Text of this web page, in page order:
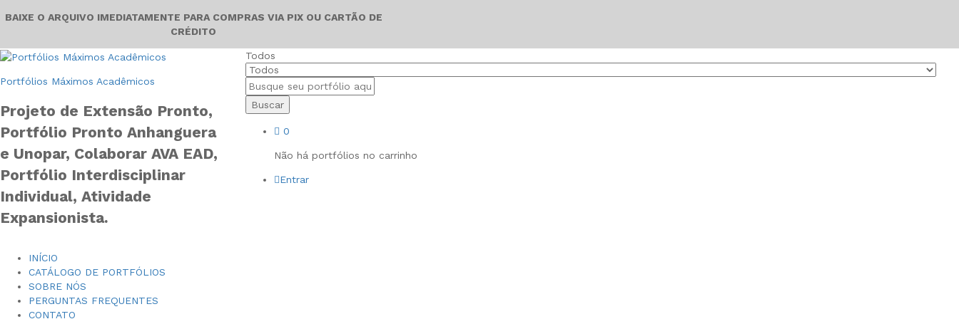
BAIXE O ARQUIVO IMEDIATAMENTE PARA COMPRAS VIA PIX OU CARTÃO DE
CRÉDITO
Portfólios Máximos Acadêmicos
Projeto de Extensão Pronto,
Portfólio Pronto Anhanguera
e Unopar, Colaborar AVA EAD,
Portfólio Interdisciplinar
Individual, Atividade
Expansionista.
Todos
Buscar
0
Não há portfólios no carrinho
Entrar
INÍCIO
CATÁLOGO DE PORTFÓLIOS
SOBRE NÓS
PERGUNTAS FREQUENTES
CONTATO